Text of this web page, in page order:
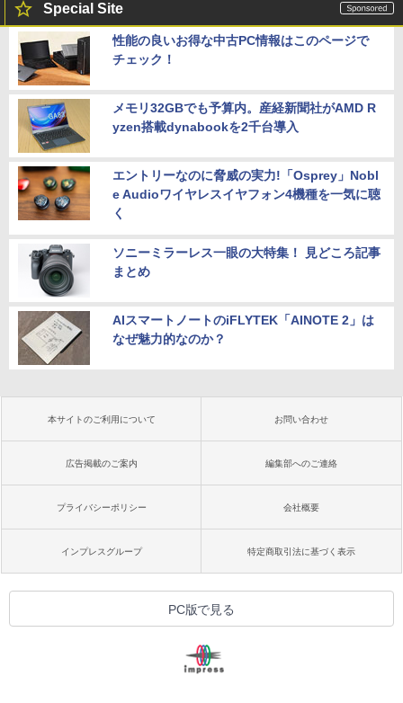
Special Site
性能の良いお得な中古PC情報はこのページで
チェック！
メモリ32GBでも予算内。産経新聞社がAMD R
yzen搭載dynabookを2千台導入
エントリーなのに脅威の実力!「Osprey」Nobl
e Audioワイヤレスイヤフォン4機種を一気に聴
く
ソニーミラーレス一眼の大特集！ 見どころ記事
まとめ
AIスマートノートのiFLYTEK「AINOTE 2」は
なぜ魅力的なのか？
本サイトのご利用について お問い合わせ
広告掲載のご案内 編集部へのご連絡
プライバシーポリシー 会社概要
インプレスグループ 特定商取引法に基づく表示
PC版で見る